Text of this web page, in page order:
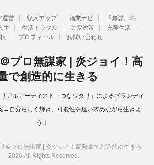
運営 収入アップ 福業ナビ
「無謀」の
生 生活トラブル 白髪対策
充実生活
プロフィール お問い合わせ
プロ無謀家 | 炎ジョイ！高
で創造的に生きる
アルアーティスト「つなワタリ」によるブランディ
→自分らしく輝き、可能性を追い求めながら生きよ
う！
＠プロ無謀家 | 炎ジョイ！高熱量で創造的に生きる
, 2026 All Rights Reserved.